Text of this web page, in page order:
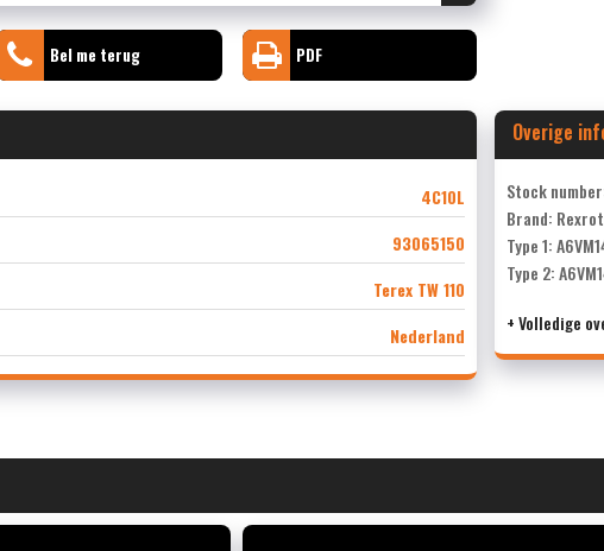
Bel me terug PDF
4C10L
93065150
Terex TW 110
Nederland
Overige
Stock
Brand:
Type 1:
Type 2:
+ Volledige